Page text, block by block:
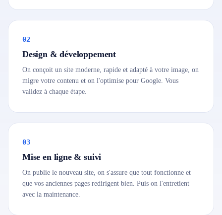
02
Design & développement
On conçoit un site moderne, rapide et adapté à votre image, on
migre votre contenu et on l'optimise pour Google. Vous
validez à chaque étape.
03
Mise en ligne & suivi
On publie le nouveau site, on s'assure que tout fonctionne et
que vos anciennes pages redirigent bien. Puis on l'entretient
avec la maintenance.